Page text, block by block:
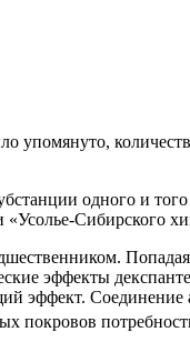
одного и
Сибирского
эффекты
эффект. Соединение